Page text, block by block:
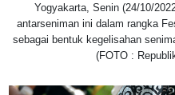
Yogyakarta, Senin (24/10/
antarseniman ini dalam rangka
sebagai bentuk kegelisahan
(FOTO :